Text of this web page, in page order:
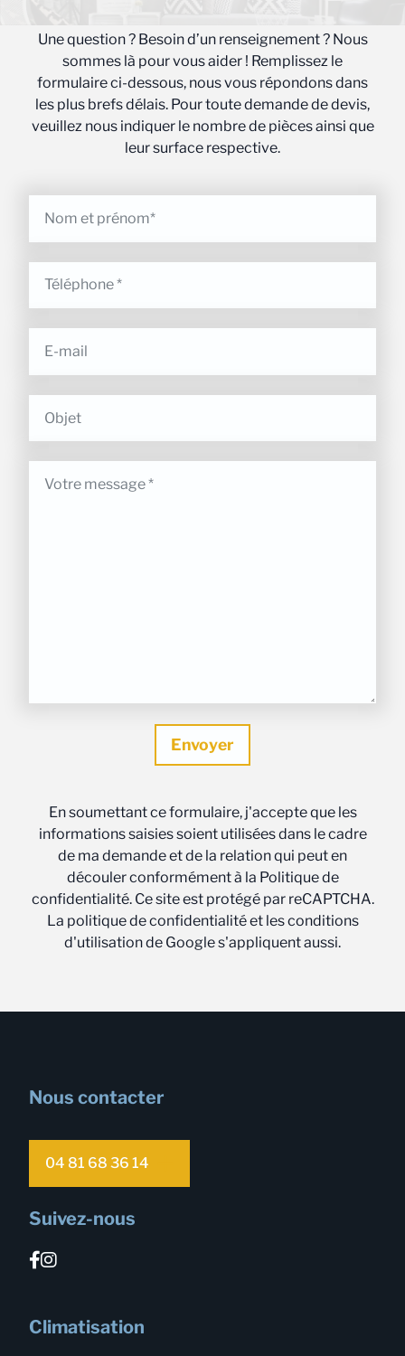
Une question ? Besoin d’un renseignement ? Nous
sommes là pour vous aider ! Remplissez le
formulaire ci-dessous, nous vous répondons dans
les plus brefs délais. Pour toute demande de devis,
veuillez nous indiquer le nombre de pièces ainsi que
leur surface respective.
En soumettant ce formulaire, j'accepte que les
informations saisies soient utilisées dans le cadre
de ma demande et de la relation qui peut en
découler conformément à la Politique de
confidentialité. Ce site est protégé par reCAPTCHA.
La politique de confidentialité et les conditions
d'utilisation de Google s'appliquent aussi.
Nous contacter
04 81 68 36 14
Suivez-nous
Climatisation